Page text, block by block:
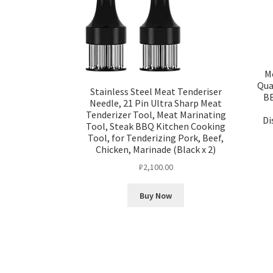
Stainless Steel Meat Tenderiser
Needle, 21 Pin Ultra Sharp Meat
Tenderizer Tool, Meat Marinating
Tool, Steak BBQ Kitchen Cooking
Tool, for Tenderizing Pork, Beef,
Chicken, Marinade (Black x 2)
₽2,100.00
Buy Now